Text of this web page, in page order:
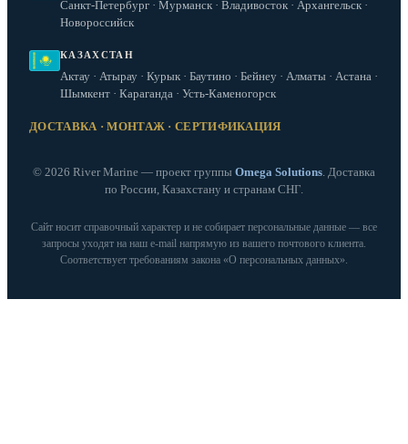
Санкт-Петербург · Мурманск · Владивосток · Архангельск ·
Новороссийск
КАЗАХСТАН
Актау · Атырау · Курык · Баутино · Бейнеу · Алматы · Астана ·
Шымкент · Караганда · Усть-Каменогорск
ДОСТАВКА · МОНТАЖ · СЕРТИФИКАЦИЯ
© 2026 River Marine — проект группы Omega Solutions. Доставка
по России, Казахстану и странам СНГ.
Сайт носит справочный характер и не собирает персональные данные — все
запросы уходят на наш e‑mail напрямую из вашего почтового клиента.
Соответствует требованиям закона «О персональных данных».